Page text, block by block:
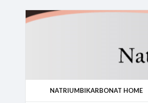
NATRIUMBIKARBONAT HOME